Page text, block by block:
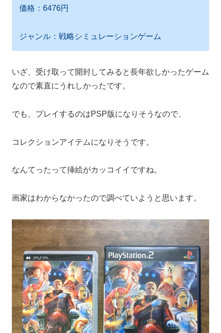
価格：6476円
ジャンル：戦略シミュレーションゲーム
いざ、受け取って開封してみると長年欲しかったゲーム
なので素直にうれしかったです。
でも、プレイするのはPSP版になりそうなので、
コレクションアイテムになりそうです。
なんてったって挿絵がカッコイイですね。
画家はわからなかったので調べていようと思います。